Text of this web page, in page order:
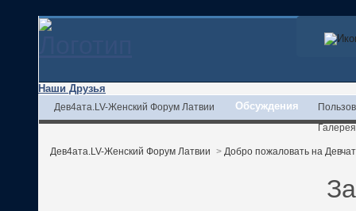
Наши Друзья
Дев4ата.LV-Женский Форум Латвии Обсуждения
Галерея
Дев4ата.LV-Женский Форум Латвии > Добро пожаловать на